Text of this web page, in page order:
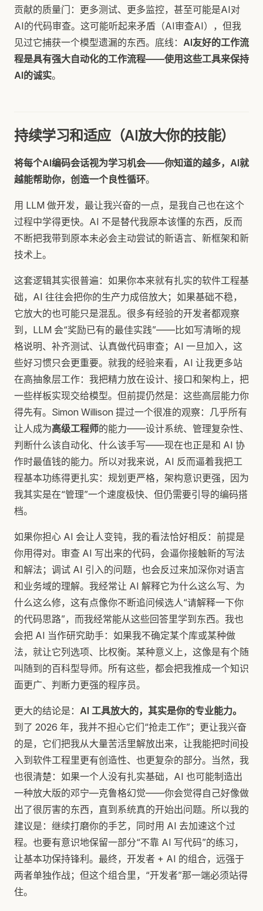
贡献的质量门：更多测试、更多监控，甚至可能是AI对
AI的代码审查。这可能听起来矛盾（AI审查AI），但我
见过它捕获一个模型遗漏的东西。底线： AI友好的工作流
程是具有强大自动化的工作流程——使用这些工具来保持
AI的诚实。
持续学习和适应（AI放大你的技能）
将每个AI编码会话视为学习机会——你知道的越多，AI就
越能帮助你，创造一个良性循环。
用 LLM 做开发，最让我兴奋的一点，是我自己也在这个
过程中学得更快。AI 不是替代我原本该懂的东西，反而
不断把我带到原本未必会主动尝试的新语言、新框架和新
技术上。
这套逻辑其实很普遍：如果你本来就有扎实的软件工程基
础，AI 往往会把你的生产力成倍放大；如果基础不稳，
它放大的也可能只是混乱。很多有经验的开发者都观察
到，LLM 会“奖励已有的最佳实践”——比如写清晰的规
格说明、补齐测试、认真做代码审查；AI 一旦加入，这
些好习惯只会更重要。就我的经验来看，AI 让我更多站
在高抽象层工作：我把精力放在设计、接口和架构上，把
一些样板实现交给模型。但前提仍然是：这些高层能力你
得先有。Simon Willison 提过一个很准的观察：几乎所有
让人成为高级工程师的能力——设计系统、管理复杂性、
判断什么该自动化、什么该手写——现在也正是和 AI 协
作时最值钱的能力。所以对我来说，AI 反而逼着我把工
程基本功练得更扎实：规划更严格，架构意识更强，因为
我其实是在“管理”一个速度极快、但仍需要引导的编码搭
档。
如果你担心 AI 会让人变钝，我的看法恰好相反：前提是
你用得对。审查 AI 写出来的代码，会逼你接触新的写法
和解法；调试 AI 引入的问题，也会反过来加深你对语言
和业务域的理解。我经常让 AI 解释它为什么这么写、为
什么这么修，这有点像你不断追问候选人“请解释一下你
的代码思路”，而我经常能从这些回答里学到东西。我也
会把 AI 当作研究助手：如果我不确定某个库或某种做
法，就让它列选项、比权衡。某种意义上，这像是有个随
叫随到的百科型导师。所有这些，都会把我推成一个知识
面更广、判断力更强的程序员。
更大的结论是： AI 工具放大的，其实是你的专业能力。
到了 2026 年，我并不担心它们“抢走工作”；更让我兴奋
的是，它们把我从大量苦活里解放出来，让我能把时间投
入到软件工程里更有创造性、也更复杂的部分。当然，我
也很清楚：如果一个人没有扎实基础，AI 也可能制造出
一种放大版的邓宁—克鲁格幻觉——你会觉得自己好像做
出了很厉害的东西，直到系统真的开始出问题。所以我的
建议是：继续打磨你的手艺，同时用 AI 去加速这个过
程。也要有意识地保留一部分“不靠 AI 写代码”的练习，
让基本功保持锋利。最终，开发者 + AI 的组合，远强于
两者单独作战；但这个组合里，“开发者”那一端必须站得
住。